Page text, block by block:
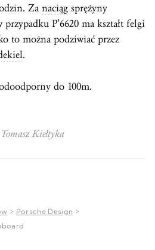
Za naciąg sprężyny
P’6620 ma kształt felgi
to można podziwiać przez
.
do 100m.
Kiełtyka
> Porsche Design >